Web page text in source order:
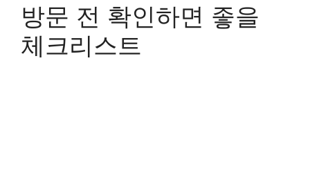
방문 전 확인하면 좋을
체크리스트